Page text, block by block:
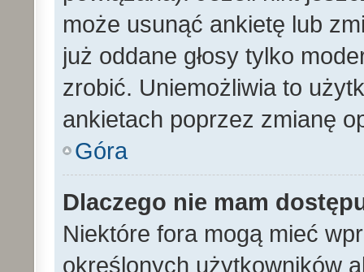
może usunąć ankietę lub
już oddane głosy tylko
zrobić. Uniemożliwia to
ankietach poprzez zmianę
Góra
Dlaczego nie mam
Niektóre fora mogą mieć
określonych użytkowników